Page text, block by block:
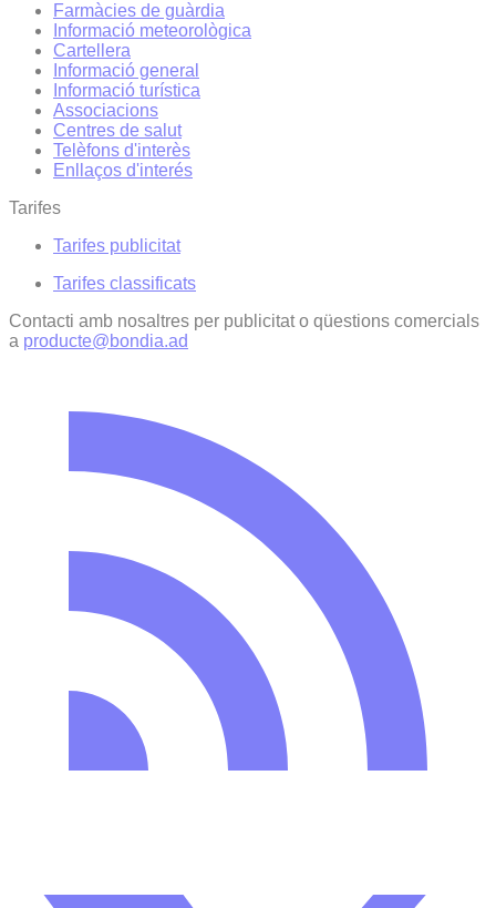
Farmàcies de guàrdia
Informació meteorològica
Cartellera
Informació general
Informació turística
Associacions
Centres de salut
Telèfons d'interès
Enllaços d'interés
Tarifes
Tarifes publicitat
Tarifes classificats
Contacti amb nosaltres per publicitat o qüestions comercials
a producte@bondia.ad